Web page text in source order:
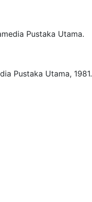
Pustaka Utama.
Pustaka Utama, 1981.